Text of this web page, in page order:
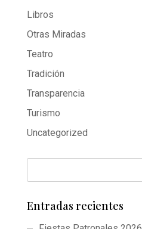
Libros
Otras Miradas
Teatro
Tradición
Transparencia
Turismo
Uncategorized
Entradas recientes